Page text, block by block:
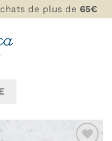
de plus de 65€